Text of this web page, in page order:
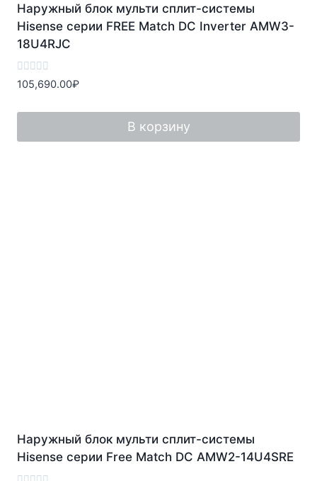
Наружный блок мульти сплит-системы
Hisense серии FREE Match DC Inverter AMW3-
18U4RJС
Оценка
0
5
105,690.00₽
В корзину
Наружный блок мульти сплит-системы
Hisense серии Free Match DC AMW2-14U4SRE